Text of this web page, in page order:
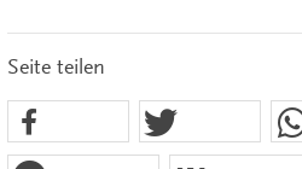
Seite teilen